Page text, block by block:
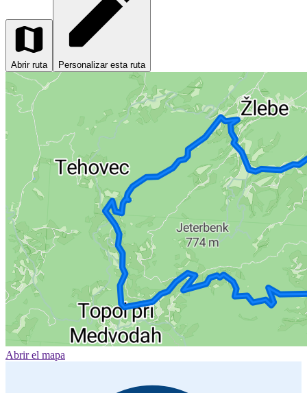
Abrir ruta Personalizar esta ruta
Abrir el mapa